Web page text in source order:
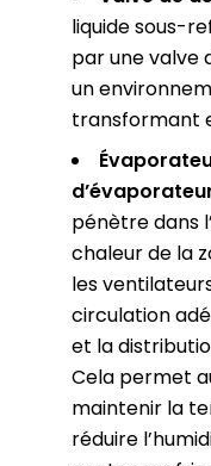
liquide sous-
par une valve
un
transformant
pénètre dans
chaleur de la
les
circulation
et la
Cela permet
maintenir la
réduire